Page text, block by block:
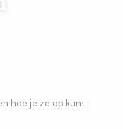
hoe je ze op kunt